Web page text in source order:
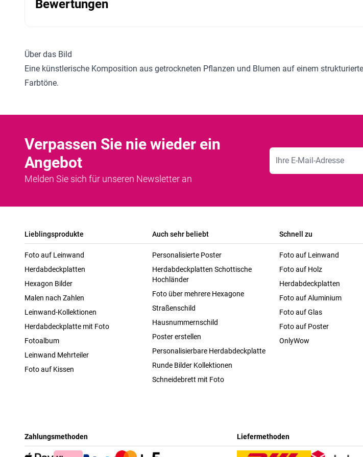
Bewertungen
Über das Bild
Eine künstlerische Komposition aus getrockneten Pflanzen und Blumen auf einem
Farbtöne.
Verpassen Sie nie wieder ein
Angebot
Melden Sie sich für unseren Newsletter an
E-Mailadresse
Lieblingsprodukte
Foto auf Leinwand
Herdabdeckplatten
Hexagon Bilder
Malen nach Zahlen
Leinwand-Kollektionen
Herdabdeckplatte mit Foto
Fotoalbum
Leinwand Mehrteiler
Foto auf Kissen
Auch sehr beliebt
Personalisierte Poster
Herdabdeckplatten Schottische
Hochländer
Foto über mehrere Hexagone
Straßenschild
Hausnummernschild
Poster erstellen
Personalisierbare Herdabdeckplatte
Runde Bilder Kollektionen
Schneidebrett mit Foto
Schnell zu
Foto auf Leinwand
Foto auf Holz
Herdabdeckplatten
Foto auf Aluminium
Foto auf Glas
Foto auf Poster
OnlyWow
Zahlungsmethoden Liefermethoden